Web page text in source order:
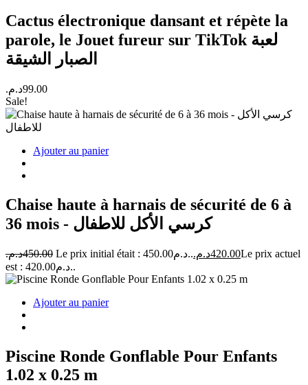
Cactus électronique dansant et répète la
parole, le Jouet fureur sur TikTok لعبة
الصبار الشيقة
99.00د.م.
Sale!
Ajouter au panier
Chaise haute à harnais de sécurité de 6 à
36 mois - كرسي الأكل للاطفال
450.00د.م. Le prix initial était : 450.00د.م.. 420.00د.م.
Le prix actuel
est : 420.00د.م..
Ajouter au panier
Piscine Ronde Gonflable Pour Enfants
1.02 x 0.25 m